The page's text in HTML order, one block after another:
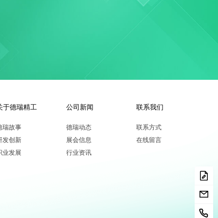
于德瑞精工
瑞故事
发创新
业发展
公司新闻
德瑞动态
展会信息
行业资讯
联系我们
联系方式
在线留言